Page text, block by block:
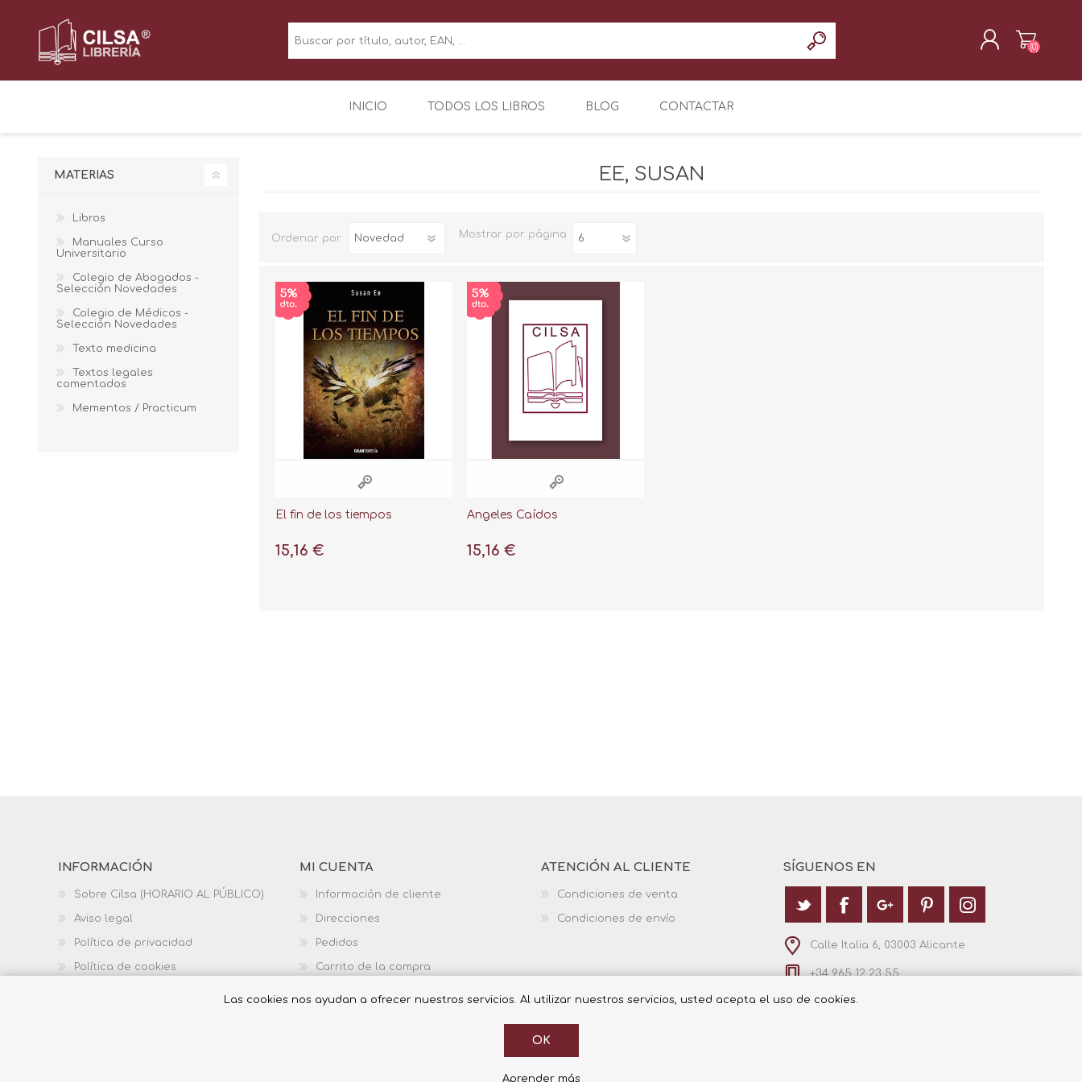
(0)
INICIO TODOS LOS LIBROS BLOG CONTACTAR
EE, SUSAN
Ordenar por Mostrar por página
El fin de los tiempos
15,16 €
Ángeles Caídos
15,16 €
MATERIAS
Libros
Manuales Curso
Universitario
Colegio de Abogados -
Selección Novedades
Colegio de Médicos -
Selección Novedades
Texto medicina
Textos legales
comentados
Mementos / Practicum
INFORMACIÓN
Sobre Cilsa (HORARIO AL PÚBLICO)
Aviso legal
Política de privacidad
Política de cookies
MI CUENTA
Información de cliente
Direcciones
Pedidos
Carrito de la compra
ATENCIÓN AL CLIENTE
Condiciones de venta
Condiciones de envío
SÍGUENOS EN
Calle Italia 6, 03003 Alicante
+34 965 12 23 55
Las cookies nos ayudan a ofrecer nuestros servicios. Al utilizar nuestros servicios, usted acepta el uso de cookies.
OK
Aprender más